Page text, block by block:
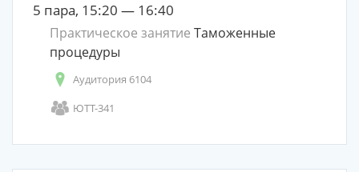
5 пара, 15:20 — 16:40
Практическое занятие Таможенные
процедуры
Аудитория 6104
ЮТТ-341